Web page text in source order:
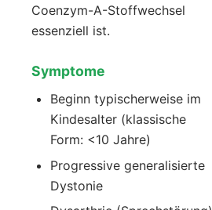
Coenzym-A-Stoffwechsel
essenziell ist.
Symptome
Beginn typischerweise im
Kindesalter (klassische
Form: <10 Jahre)
Progressive generalisierte
Dystonie